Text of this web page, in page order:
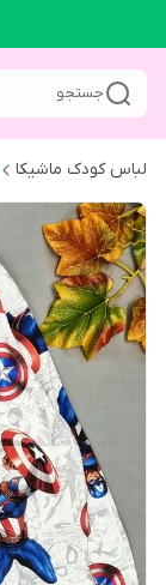
جستجو
لباس کودک ماشیکا